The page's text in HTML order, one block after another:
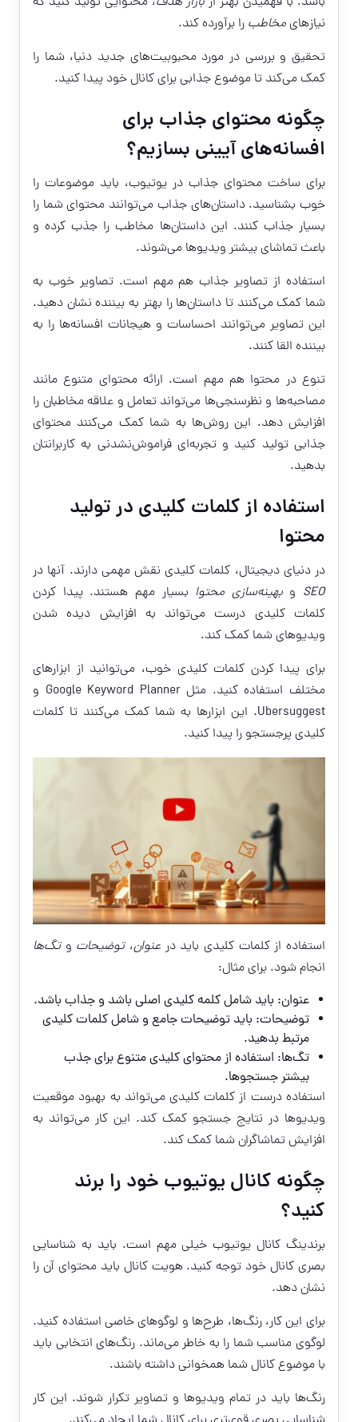
نیازهایمخاطب را برآورده کند.
تحقیق و بررسی در مورد محبوبیت‌های جدید دنیا، شما را
کمک می‌کند تا موضوع جذابی برای کانال خود پیدا کنید.
چگونه محتوای جذاب برای
افسانه‌های آیینی بسازیم؟
برای ساخت محتوای جذاب در یوتیوب، باید موضوعات را
خوب بشناسید. داستان‌های جذاب می‌توانند محتوای شما را
بسیار جذاب کنند. این داستان‌ها مخاطب را جذب کرده و
باعث تماشای بیشتر ویدیوها می‌شوند.
استفاده از تصاویر جذاب هم مهم است. تصاویر خوب به
شما کمک می‌کنند تا داستان‌ها را بهتر به بیننده نشان دهید.
این تصاویر می‌توانند احساسات و هیجانات افسانه‌ها را به
بیننده القا کنند.
تنوع در محتوا هم مهم است. ارائه محتوای متنوع مانند
مصاحبه‌ها و نظرسنجی‌ها می‌تواند تعامل و علاقه مخاطبان را
افزایش دهد. این روش‌ها به شما کمک می‌کنند محتوای
جذابی تولید کنید و تجربه‌ای فراموش‌نشدنی به کاربرانتان
بدهید.
استفاده از کلمات کلیدی در تولید
محتوا
در دنیای دیجیتال، کلمات کلیدی نقش مهمی دارند. آنها در
SEO وبهینه‌سازی محتوا بسیار مهم هستند. پیدا کردن
کلمات کلیدی درست می‌تواند به افزایش دیده شدن
ویدیوهای شما کمک کند.
برای پیدا کردن کلمات کلیدی خوب، می‌توانید از ابزارهای
مختلف استفاده کنید. مثل Google Keyword Planner و
Ubersuggest. این ابزارها به شما کمک می‌کنند تا کلمات
کلیدی پرجستجو را پیدا کنید.
استفاده از کلمات کلیدی باید در عنوان،توضیحات وتگ‌ها
انجام شود. برای مثال:
عنوان: باید شامل کلمه کلیدی اصلی باشد و جذاب باشد.
توضیحات: باید توضیحات جامع و شامل کلمات کلیدی
مرتبط بدهید.
تگ‌ها: استفاده از محتوای کلیدی متنوع برای جذب
بیشتر جستجوها.
استفاده درست از کلمات کلیدی می‌تواند به بهبود موقعیت
ویدیوها در نتایج جستجو کمک کند. این کار می‌تواند به
افزایش تماشاگران شما کمک کند.
چگونه کانال یوتیوب خود را برند
کنید؟
برندینگ کانال یوتیوب خیلی مهم است. باید به شناسایی
بصری کانال خود توجه کنید. هویت کانال باید محتوای آن را
نشان دهد.
برای این کار، رنگ‌ها، طرح‌ها و لوگوهای خاصی استفاده کنید.
لوگوی مناسب شما را به خاطر می‌ماند. رنگ‌های انتخابی باید
با موضوع کانال شما همخوانی داشته باشند.
رنگ‌ها باید در تمام ویدیوها و تصاویر تکرار شوند. این کار